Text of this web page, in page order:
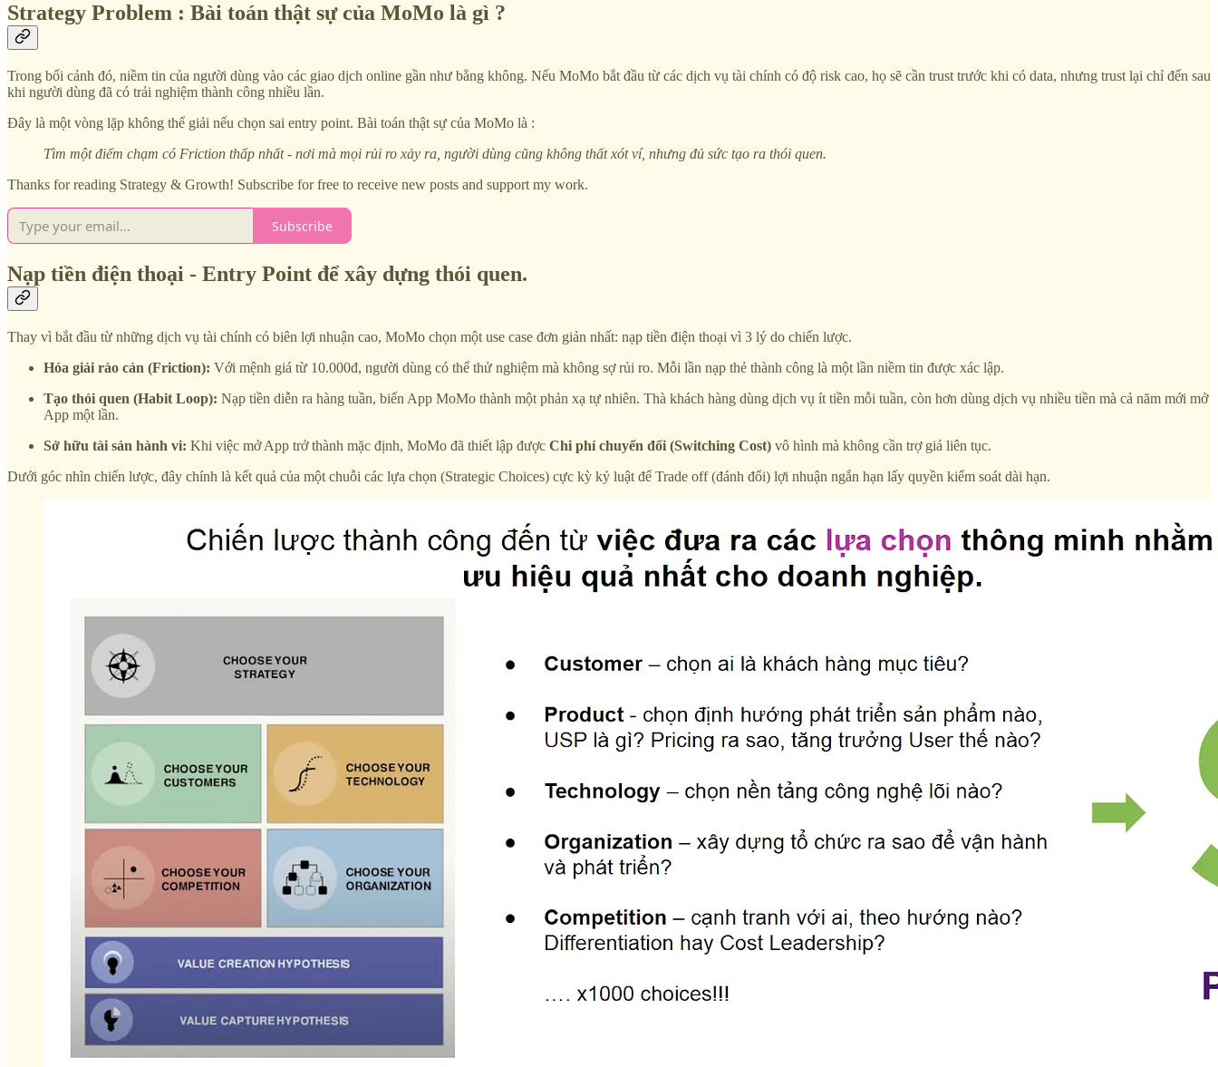
Strategy Problem : Bài toán thật sự của MoMo là gì ?
Trong bối cảnh đó, niềm tin của người dùng vào các giao dịch online gần như bằng không. Nếu MoMo bắt đầu từ các dịch vụ tài chính có độ risk cao, họ sẽ cần trust trước khi có data, nhưng trust lại chỉ đến sau
khi người dùng đã có trải nghiệm thành công nhiều lần.
Đây là một vòng lặp không thể giải nếu chọn sai entry point. Bài toán thật sự của MoMo là :
Tìm một điểm chạm có Friction thấp nhất - nơi mà mọi rủi ro xảy ra, người dùng cũng không thất xót ví, nhưng đủ sức tạo ra thói quen.
Thanks for reading Strategy & Growth! Subscribe for free to receive new posts and support my work.
Subscribe
Nạp tiền điện thoại - Entry Point để xây dựng thói quen.
Thay vì bắt đầu từ những dịch vụ tài chính có biên lợi nhuận cao, MoMo chọn một use case đơn giản nhất: nạp tiền điện thoại vì 3 lý do chiến lược.
Hóa giải rào cản (Friction): Với mệnh giá từ 10.000đ, người dùng có thể thử nghiệm mà không sợ rủi ro. Mỗi lần nạp thẻ thành công là một lần niềm tin được xác lập.
Tạo thói quen (Habit Loop): Nạp tiền diễn ra hàng tuần, biến App MoMo thành một phản xạ tự nhiên. Thà khách hàng dùng dịch vụ ít tiền mỗi tuần, còn hơn dùng dịch vụ nhiều tiền mà cả năm mới mở
App một lần.
Sở hữu tài sản hành vi: Khi việc mở App trở thành mặc định, MoMo đã thiết lập được Chi phí chuyển đổi (Switching Cost) vô hình mà không cần trợ giá liên tục.
Dưới góc nhìn chiến lược, đây chính là kết quả của một chuỗi các lựa chọn (Strategic Choices) cực kỳ kỷ luật để Trade off (đánh đổi) lợi nhuận ngắn hạn lấy quyền kiểm soát dài hạn.